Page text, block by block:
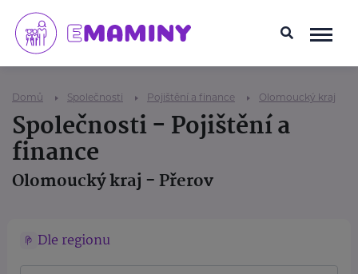
Domů Společnosti Pojištění a finance Olomoucký kraj
Společnosti - Pojištění a
finance
Olomoucký kraj - Přerov
Dle regionu